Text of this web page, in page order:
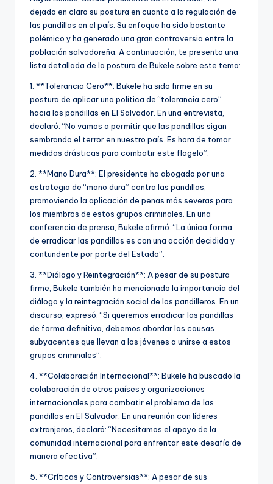
dejado en claro su postura en cuanto a la regulación de
las pandillas en el país. Su enfoque ha sido bastante
polémico y ha generado una gran controversia entre la
población salvadoreña. A continuación, te presento una
lista detallada de la postura de Bukele sobre este tema:
1. **Tolerancia Cero**: Bukele ha sido firme en su
postura de aplicar una política de “tolerancia cero”
hacia las pandillas en El Salvador. En una entrevista,
declaró: “No vamos a permitir que las pandillas sigan
sembrando el terror en nuestro país. Es hora de tomar
medidas drásticas para combatir este flagelo”.
2. **Mano Dura**: El presidente ha abogado por una
estrategia de “mano dura” contra las pandillas,
promoviendo la aplicación de penas más severas para
los miembros de estos grupos criminales. En una
conferencia de prensa, Bukele afirmó: “La única forma
de erradicar las pandillas es con una acción decidida y
contundente por parte del Estado”.
3. **Diálogo y Reintegración**: A pesar de su postura
firme, Bukele también ha mencionado la importancia del
diálogo y la reintegración social de los pandilleros. En un
discurso, expresó: “Si queremos erradicar las pandillas
de forma definitiva, debemos abordar las causas
subyacentes que llevan a los jóvenes a unirse a estos
grupos criminales”.
4. **Colaboración Internacional**: Bukele ha buscado la
colaboración de otros países y organizaciones
internacionales para combatir el problema de las
pandillas en El Salvador. En una reunión con líderes
extranjeros, declaró: “Necesitamos el apoyo de la
comunidad internacional para enfrentar este desafío de
manera efectiva”.
5. **Críticas y Controversias**: A pesar de sus